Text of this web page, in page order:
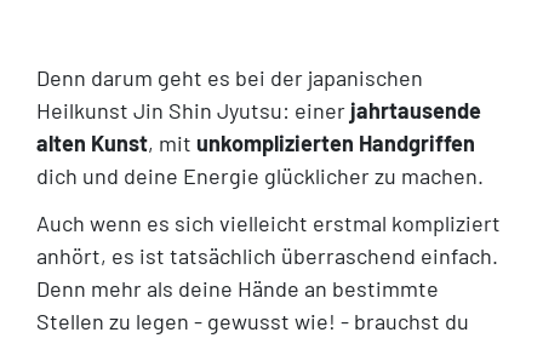
Denn darum geht es bei der japanischen
Heilkunst Jin Shin Jyutsu: einer jahrtausende
alten Kunst, mit unkomplizierten Handgriffen
dich und deine Energie glücklicher zu machen.
Auch wenn es sich vielleicht erstmal kompliziert
anhört, es ist tatsächlich überraschend einfach.
Denn mehr als deine Hände an bestimmte
Stellen zu legen - gewusst wie! - brauchst du